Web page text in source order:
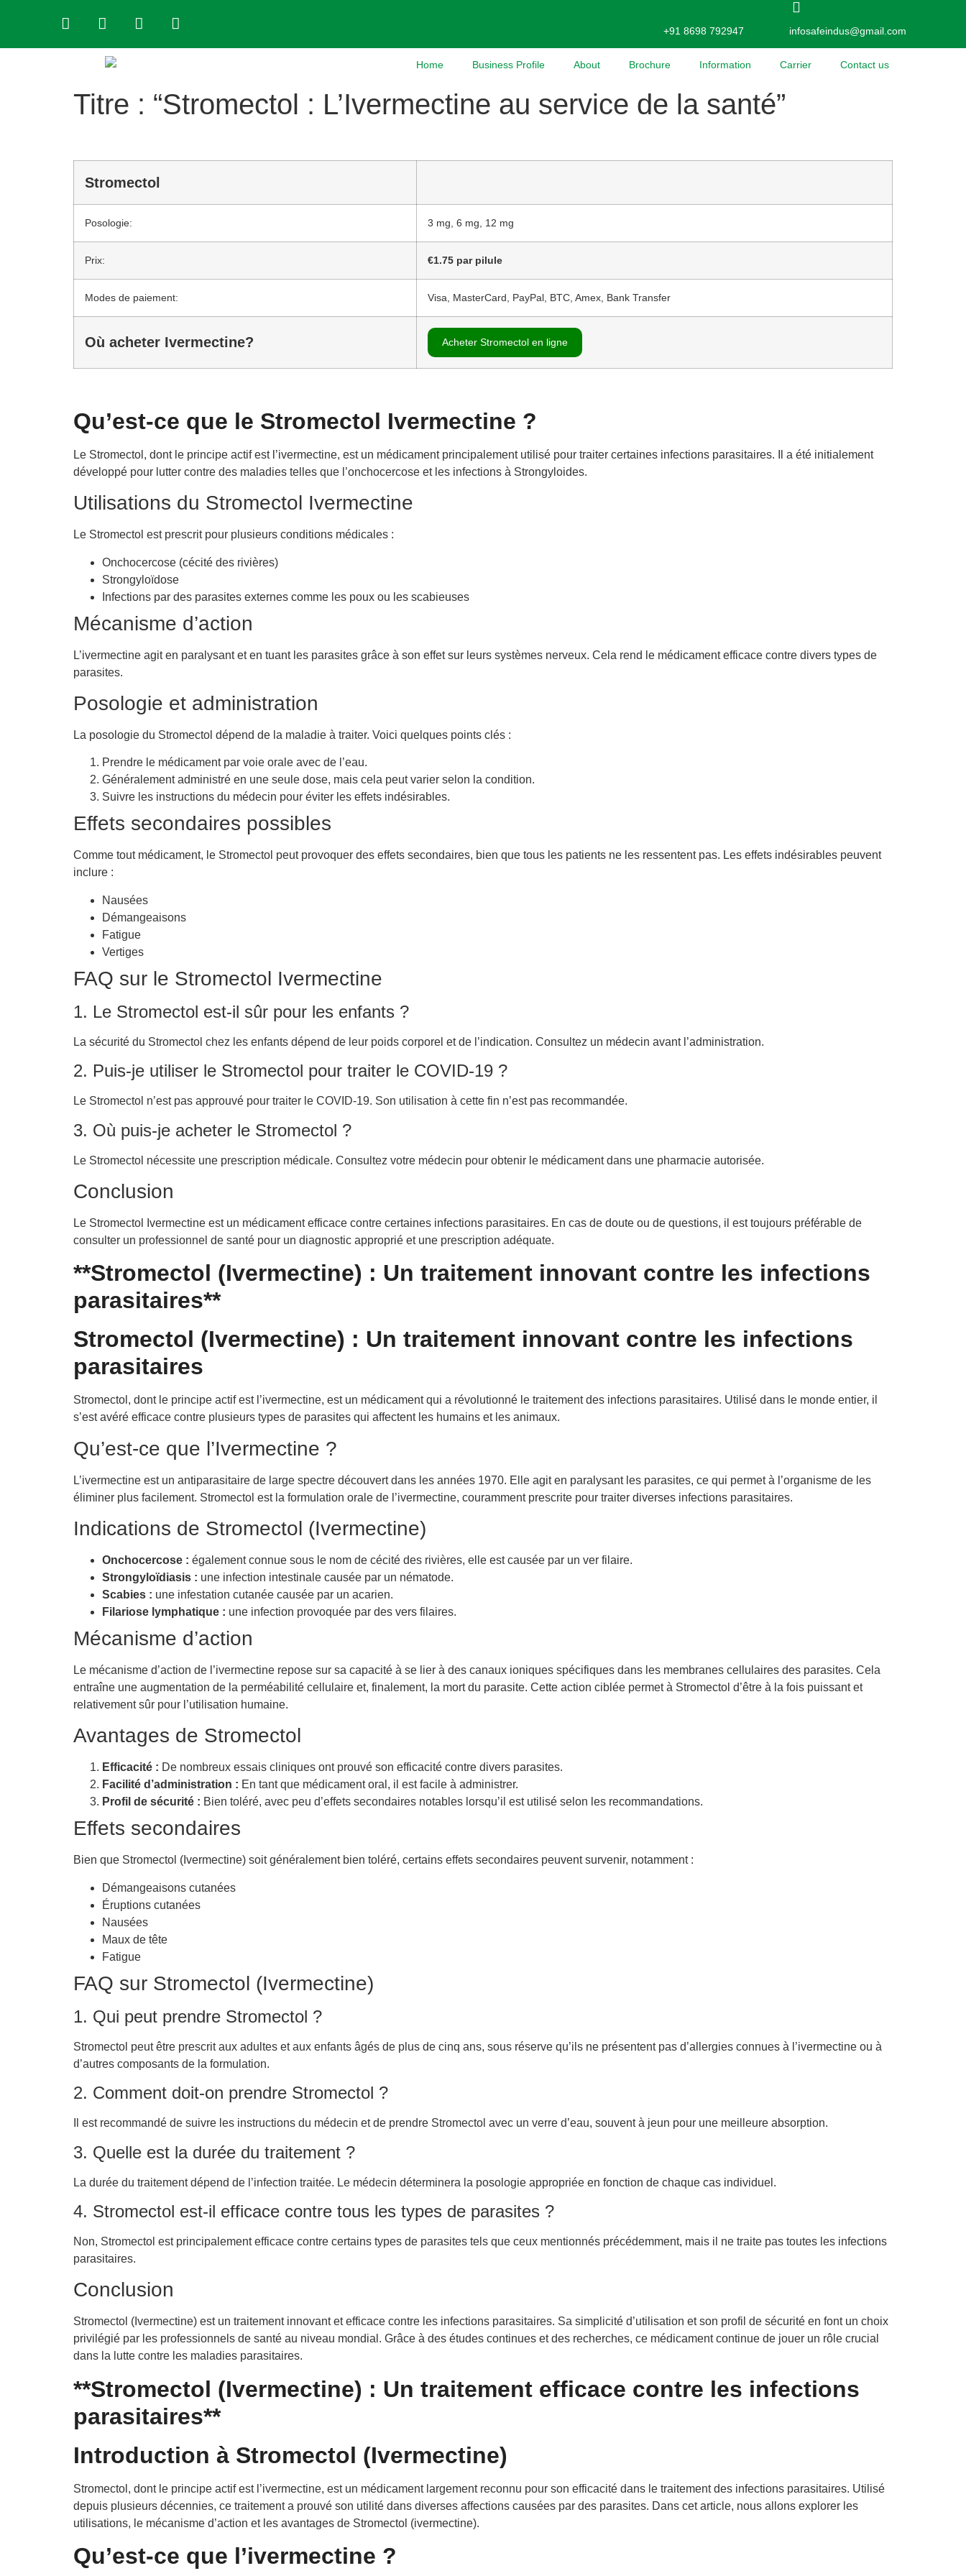
+91 8698 792947 infosafeindus@gmail.com
Home Business Profile About Brochure Information Carrier Contact us
Titre : “Stromectol : L’Ivermectine au service de la santé”
Stromectol
Posologie: 3 mg, 6 mg, 12 mg
Prix: €1.75 par pilule
Modes de paiement: Visa, MasterCard, PayPal, BTC, Amex, Bank Transfer
Où acheter Ivermectine? Acheter Stromectol en ligne
Qu’est-ce que le Stromectol Ivermectine ?
Le Stromectol, dont le principe actif est l’ivermectine, est un médicament principalement utilisé pour traiter certaines infections parasitaires. Il a été initialement
développé pour lutter contre des maladies telles que l’onchocercose et les infections à Strongyloides.
Utilisations du Stromectol Ivermectine
Le Stromectol est prescrit pour plusieurs conditions médicales :
Onchocercose (cécité des rivières)
Strongyloïdose
Infections par des parasites externes comme les poux ou les scabieuses
Mécanisme d’action
L’ivermectine agit en paralysant et en tuant les parasites grâce à son effet sur leurs systèmes nerveux. Cela rend le médicament efficace contre divers types de
parasites.
Posologie et administration
La posologie du Stromectol dépend de la maladie à traiter. Voici quelques points clés :
Prendre le médicament par voie orale avec de l’eau.
Généralement administré en une seule dose, mais cela peut varier selon la condition.
Suivre les instructions du médecin pour éviter les effets indésirables.
Effets secondaires possibles
Comme tout médicament, le Stromectol peut provoquer des effets secondaires, bien que tous les patients ne les ressentent pas. Les effets indésirables peuvent
inclure :
Nausées
Démangeaisons
Fatigue
Vertiges
FAQ sur le Stromectol Ivermectine
1. Le Stromectol est-il sûr pour les enfants ?
La sécurité du Stromectol chez les enfants dépend de leur poids corporel et de l’indication. Consultez un médecin avant l’administration.
2. Puis-je utiliser le Stromectol pour traiter le COVID-19 ?
Le Stromectol n’est pas approuvé pour traiter le COVID-19. Son utilisation à cette fin n’est pas recommandée.
3. Où puis-je acheter le Stromectol ?
Le Stromectol nécessite une prescription médicale. Consultez votre médecin pour obtenir le médicament dans une pharmacie autorisée.
Conclusion
Le Stromectol Ivermectine est un médicament efficace contre certaines infections parasitaires. En cas de doute ou de questions, il est toujours préférable de
consulter un professionnel de santé pour un diagnostic approprié et une prescription adéquate.
**Stromectol (Ivermectine) : Un traitement innovant contre les infections
parasitaires**
Stromectol (Ivermectine) : Un traitement innovant contre les infections
parasitaires
Stromectol, dont le principe actif est l’ivermectine, est un médicament qui a révolutionné le traitement des infections parasitaires. Utilisé dans le monde entier, il
s’est avéré efficace contre plusieurs types de parasites qui affectent les humains et les animaux.
Qu’est-ce que l’Ivermectine ?
L’ivermectine est un antiparasitaire de large spectre découvert dans les années 1970. Elle agit en paralysant les parasites, ce qui permet à l’organisme de les
éliminer plus facilement. Stromectol est la formulation orale de l’ivermectine, couramment prescrite pour traiter diverses infections parasitaires.
Indications de Stromectol (Ivermectine)
Onchocercose : également connue sous le nom de cécité des rivières, elle est causée par un ver filaire.
Strongyloïdiasis : une infection intestinale causée par un nématode.
Scabies : une infestation cutanée causée par un acarien.
Filariose lymphatique : une infection provoquée par des vers filaires.
Mécanisme d’action
Le mécanisme d’action de l’ivermectine repose sur sa capacité à se lier à des canaux ioniques spécifiques dans les membranes cellulaires des parasites. Cela
entraîne une augmentation de la perméabilité cellulaire et, finalement, la mort du parasite. Cette action ciblée permet à Stromectol d’être à la fois puissant et
relativement sûr pour l’utilisation humaine.
Avantages de Stromectol
Efficacité : De nombreux essais cliniques ont prouvé son efficacité contre divers parasites.
Facilité d’administration : En tant que médicament oral, il est facile à administrer.
Profil de sécurité : Bien toléré, avec peu d’effets secondaires notables lorsqu’il est utilisé selon les recommandations.
Effets secondaires
Bien que Stromectol (Ivermectine) soit généralement bien toléré, certains effets secondaires peuvent survenir, notamment :
Démangeaisons cutanées
Éruptions cutanées
Nausées
Maux de tête
Fatigue
FAQ sur Stromectol (Ivermectine)
1. Qui peut prendre Stromectol ?
Stromectol peut être prescrit aux adultes et aux enfants âgés de plus de cinq ans, sous réserve qu’ils ne présentent pas d’allergies connues à l’ivermectine ou à
d’autres composants de la formulation.
2. Comment doit-on prendre Stromectol ?
Il est recommandé de suivre les instructions du médecin et de prendre Stromectol avec un verre d’eau, souvent à jeun pour une meilleure absorption.
3. Quelle est la durée du traitement ?
La durée du traitement dépend de l’infection traitée. Le médecin déterminera la posologie appropriée en fonction de chaque cas individuel.
4. Stromectol est-il efficace contre tous les types de parasites ?
Non, Stromectol est principalement efficace contre certains types de parasites tels que ceux mentionnés précédemment, mais il ne traite pas toutes les infections
parasitaires.
Conclusion
Stromectol (Ivermectine) est un traitement innovant et efficace contre les infections parasitaires. Sa simplicité d’utilisation et son profil de sécurité en font un choix
privilégié par les professionnels de santé au niveau mondial. Grâce à des études continues et des recherches, ce médicament continue de jouer un rôle crucial
dans la lutte contre les maladies parasitaires.
**Stromectol (Ivermectine) : Un traitement efficace contre les infections
parasitaires**
Introduction à Stromectol (Ivermectine)
Stromectol, dont le principe actif est l’ivermectine, est un médicament largement reconnu pour son efficacité dans le traitement des infections parasitaires. Utilisé
depuis plusieurs décennies, ce traitement a prouvé son utilité dans diverses affections causées par des parasites. Dans cet article, nous allons explorer les
utilisations, le mécanisme d’action et les avantages de Stromectol (ivermectine).
Qu’est-ce que l’ivermectine ?